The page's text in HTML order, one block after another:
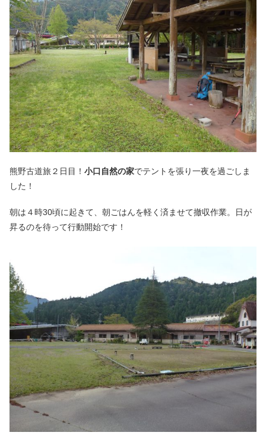
熊野古道旅２日目！ 小口自然の家でテントを張り一夜を過ごしま
した！
朝は４時30頃に起きて、朝ごはんを軽く済ませて撤収作業。日が
昇るのを待って行動開始です！